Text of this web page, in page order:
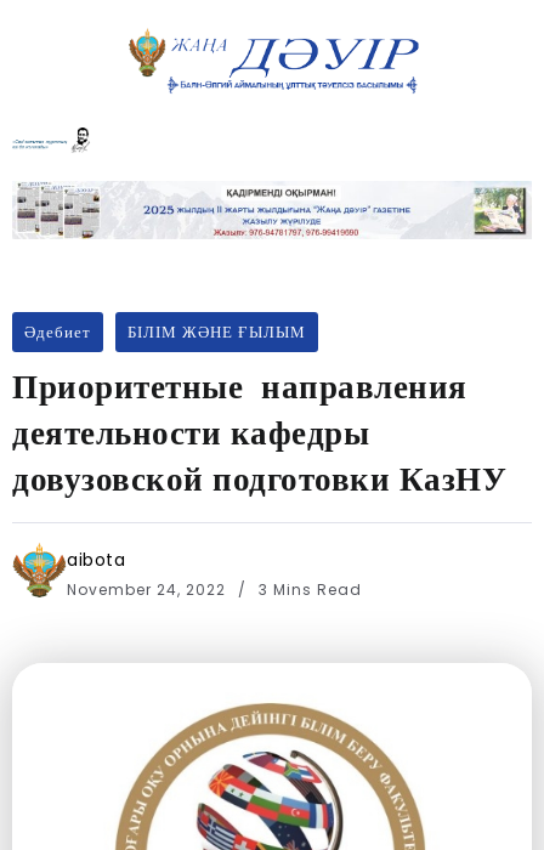
Әдебиет БІЛІМ ЖӘНЕ ҒЫЛЫМ
Приоритетные направления
деятельности кафедры
довузовской подготовки КазНУ
aibota
November 24, 2022 3 Mins Read